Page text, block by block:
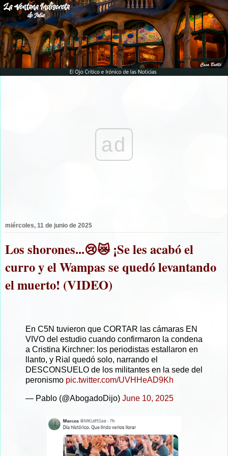
ad
miércoles, 11 de junio de 2025
Los shorones...😢😿 ¡Se les acabó el
curro y el Wampas se quedó levantando
el muerto! (VIDEO)
En C5N tuvieron que CORTAR las cámaras EN
VIVO del estudio cuando confirmaron la condena
a Cristina Kirchner: los periodistas estallaron en
llanto, y Rial quedó solo, narrando el
DESCONSUELO de los militantes en la sede del
peronismo pic.twitter.com/UVHHeAD9Kh
— Pablo (@AbogadoDijo) June 10, 2025